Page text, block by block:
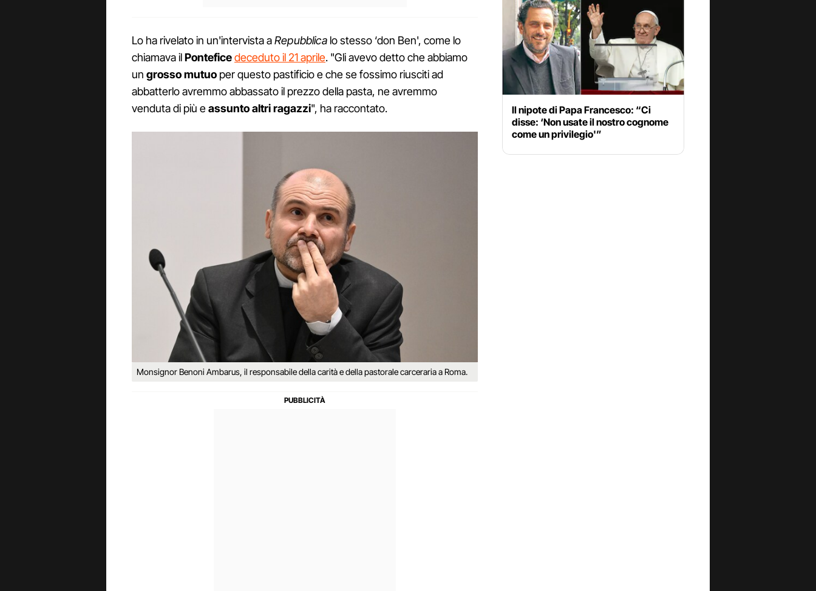
Lo ha rivelato in un'intervista aRepubblicalo stesso ‘don Ben', come lo
chiamava ilPonteficedeceduto il 21 aprile. "Gli avevo detto che abbiamo
un grosso mutuo per questo pastificio e che se fossimo riusciti ad
abbatterlo avremmo abbassato il prezzo della pasta, ne avremmo
venduta di più eassunto altri ragazzi", ha raccontato.
Monsignor Benoni Ambarus, il responsabile della carità e della pastorale carceraria a Roma.
Il nipote di Papa Francesco: “Ci
disse: ‘Non usate il nostro cognome
come un privilegio'”